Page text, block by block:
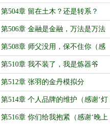
夜’打赏盟主）
第504章 留在土木？还是转系？
（感谢‘神通大熊’打赏盟主）
第506章 金融是金融，万法是万法
（感谢‘努力赚钱的小墨’打赏盟主）
第508章 师父没用，保不住你（感
谢‘竹风挽弦’打赏盟主）
第510章 我不装了，我是炼器爷
第512章 张羽的金丹模拟分
第514章 个人品牌的维护（感谢‘灯
镀江堤枫’打赏盟主）
第516章 你们给我抱紧（感谢‘晚上